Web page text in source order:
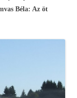
Béla: Az öt